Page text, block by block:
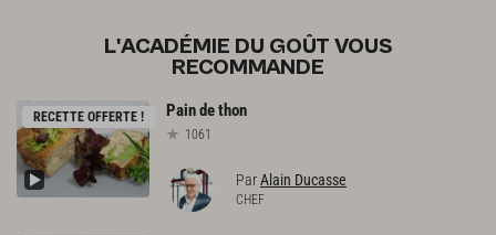
L'ACADÉMIE DU GOÛT VOUS
RECOMMANDE
RECETTE OFFERTE ! Paindethon
1061
ParAlain Ducasse
CHEF